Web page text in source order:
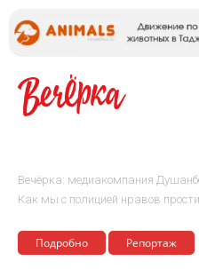
Вечёрка: медиакомпания
Как мы с полицией нравов
Подробно Репортаж